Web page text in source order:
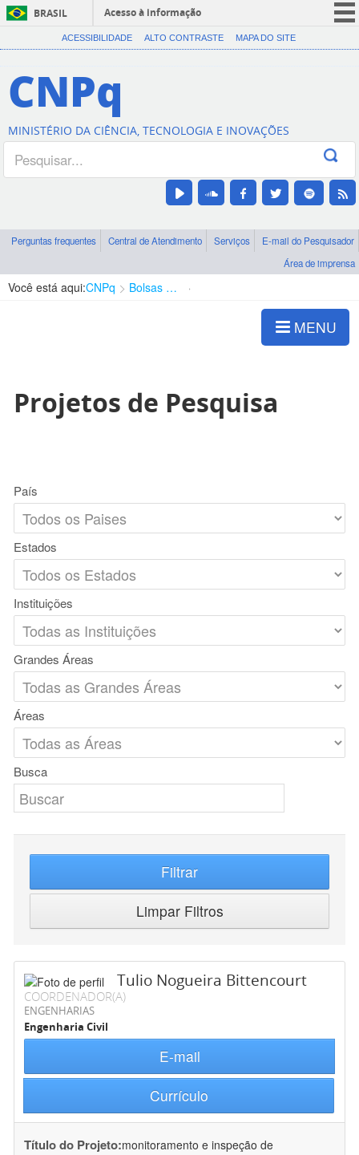
BRASIL
Acesso à informação
CORONAVÍRUS (COVID-19)
Canais
ACESSIBILIDADE ALTO CONTRASTE MAPA DO SITE
CNPq
MINISTÉRIO DA CIÊNCIA, TECNOLOGIA E INOVAÇÕES
Perguntas frequentes Central de Atendimento Serviços
E-mail do Pesquisador
Área de imprensa
Você está aqui:CNPq Bolsas e Auxílios Vigentes
MENU
Projetos de Pesquisa
País
Estados
Instituições
Grandes Áreas
Áreas
Busca
Filtrar
Limpar Filtros
Tulio Nogueira Bittencourt
COORDENADOR(A)
ENGENHARIAS
Engenharia Civil
E-mail
Currículo
Título do Projeto:monitoramento e inspeção de